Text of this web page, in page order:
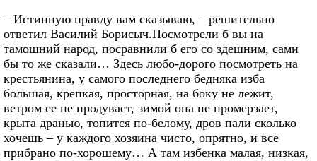
– Истинную правду вам сказываю, – решительно
ответил Василий Борисыч.Посмотрели б вы на
тамошний народ, посравнили б его со здешним, сами
бы то же сказали… Здесь любо-дорого посмотреть на
крестьянина, у самого последнего бедняка изба
большая, крепкая, просторная, на боку не лежит,
ветром ее не продувает, зимой она не промерзает,
крыта дранью, топится по-белому, дров пали сколько
хочешь – у каждого хозяина чисто, опрятно, и все
прибрано по-хорошему… А там избенка малая, низкая,